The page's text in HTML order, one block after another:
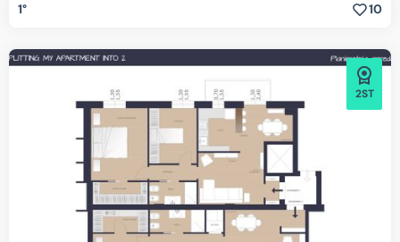
1° 10
2ST